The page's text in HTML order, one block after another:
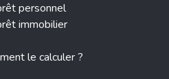
personnel
immobilier
le calculer ?